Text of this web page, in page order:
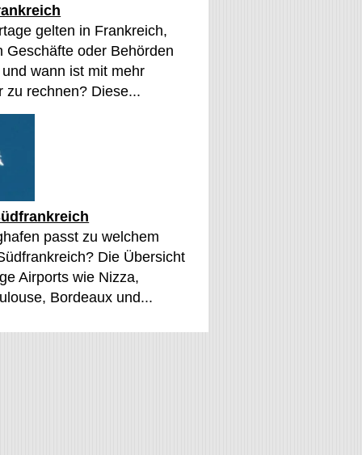
gelten in Frankreich,
Geschäfte oder Behörden
wann ist mit mehr
zu rechnen? Diese...
passt zu welchem
Die Übersicht
Airports wie Nizza,
Bordeaux und...